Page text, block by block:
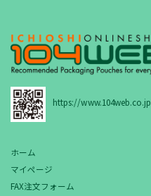
https://www.104web.co.jp
ホーム
マイページ
FAX注文フォーム